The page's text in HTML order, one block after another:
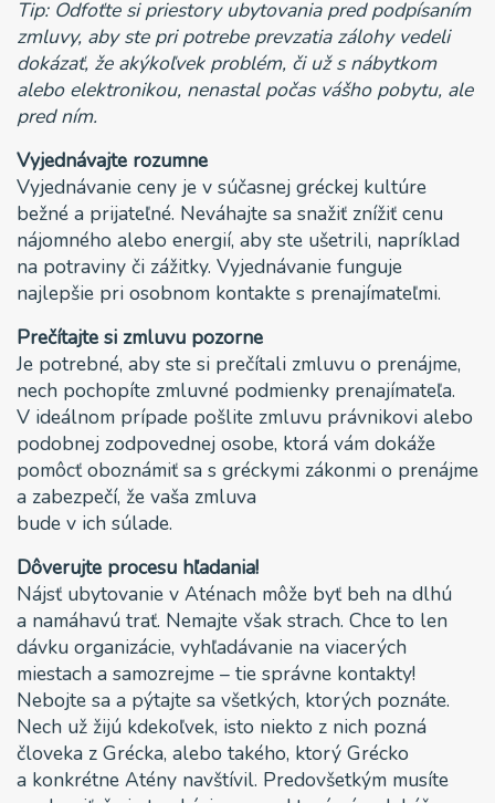
Tip: Odfoťte si priestory ubytovania pred podpísaním
zmluvy, aby ste pri potrebe prevzatia zálohy vedeli
dokázať, že akýkoľvek problém, či už s nábytkom
alebo elektronikou, nenastal počas vášho pobytu, ale
pred ním.
Vyjednávajte rozumne
Vyjednávanie ceny je v súčasnej gréckej kultúre
bežné a prijateľné. Neváhajte sa snažiť znížiť cenu
nájomného alebo energií, aby ste ušetrili, napríklad
na potraviny či zážitky. Vyjednávanie funguje
najlepšie pri osobnom kontakte s prenajímateľmi.
Prečítajte si zmluvu pozorne
Je potrebné, aby ste si prečítali zmluvu o prenájme,
nech pochopíte zmluvné podmienky prenajímateľa.
V ideálnom prípade pošlite zmluvu právnikovi alebo
podobnej zodpovednej osobe, ktorá vám dokáže
pomôcť oboznámiť sa s gréckymi zákonmi o prenájme
a zabezpečí, že vaša zmluva
bude v ich súlade.
Dôverujte procesu hľadania!
Nájsť ubytovanie v Aténach môže byť beh na dlhú
a namáhavú trať. Nemajte však strach. Chce to len
dávku organizácie, vyhľadávanie na viacerých
miestach a samozrejme – tie správne kontakty!
Nebojte sa a pýtajte sa všetkých, ktorých poznáte.
Nech už žijú kdekoľvek, isto niekto z nich pozná
človeka z Grécka, alebo takého, ktorý Grécko
a konkrétne Atény navštívil. Predovšetkým musíte